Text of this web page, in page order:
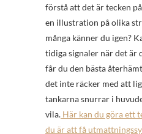
förstå att det är tecken
en illustration på olika
många känner du igen?
tidiga signaler när det är
får du den bästa
det inte räcker med att
tankarna snurrar i
vila. Här kan du göra ett
du är att få